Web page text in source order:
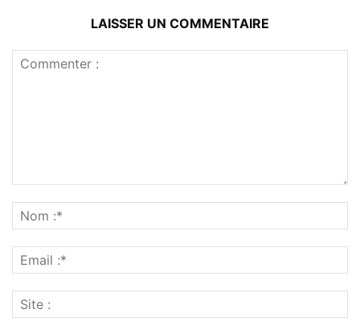
LAISSER UN COMMENTAIRE